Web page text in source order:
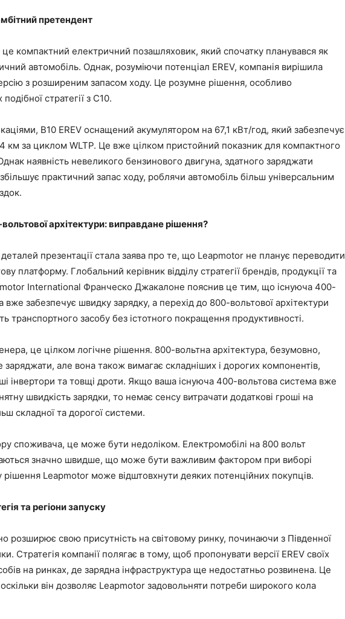
претендент
компактний електричний позашляховик, який спочатку планувався як
автомобіль. Однак, розуміючи потенціал EREV, компанія вирішила
з розширеним запасом ходу. Це розумне рішення, особливо
стратегії з C10.
B10 EREV оснащений акумулятором на 67,1 кВт/год, який забезпечує
км за циклом WLTP. Це вже цілком пристойний показник для компактного
наявність невеликого бензинового двигуна, здатного заряджати
практичний запас ходу, роблячи автомобіль більш універсальним
архітектури: виправдане рішення?
деталей презентації стала заява про те, що Leapmotor не планує переводити
платформу. Глобальний керівник відділу стратегії брендів, продукції та
International Франческо Джакалоне пояснив це тим, що існуюча 400-
вже забезпечує швидку зарядку, а перехід до 800-вольтової архітектури
транспортного засобу без істотного покращення продуктивності.
це цілком логічне рішення. 800-вольтна архітектура, безумовно,
але вона також вимагає складніших і дорогих компонентів,
інвертори та товщі дроти. Якщо ваша існуюча 400-вольтова система вже
швидкість зарядки, то немає сенсу витрачати додаткові гроші на
складної та дорогої системи.
споживача, це може бути недоліком. Електромобілі на 800 вольт
значно швидше, що може бути важливим фактором при виборі
рішення Leapmotor може відштовхнути деяких потенційних покупців.
та регіони запуску
розширює свою присутність на світовому ринку, починаючи з Південної
Стратегія компанії полягає в тому, щоб пропонувати версії EREV своїх
на ринках, де зарядна інфраструктура ще недостатньо розвинена. Це
він дозволяє Leapmotor задовольняти потреби широкого кола